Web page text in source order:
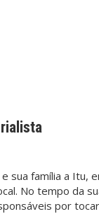
sua família a Itu,
No tempo da
por